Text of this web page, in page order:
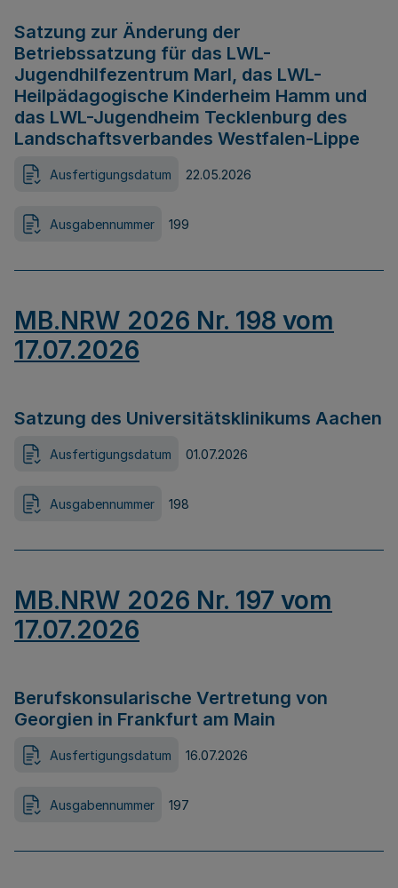
Satzung zur Änderung der
Betriebssatzung für das LWL-
Jugendhilfezentrum Marl, das LWL-
Heilpädagogische Kinderheim Hamm und
das LWL-Jugendheim Tecklenburg des
Landschaftsverbandes Westfalen-Lippe
Ausfertigungsdatum 22.05.2026
Ausgabennummer 199
MB.NRW 2026 Nr. 198 vom
17.07.2026
Satzung des Universitätsklinikums Aachen
Ausfertigungsdatum 01.07.2026
Ausgabennummer 198
MB.NRW 2026 Nr. 197 vom
17.07.2026
Berufskonsularische Vertretung von
Georgien in Frankfurt am Main
Ausfertigungsdatum 16.07.2026
Ausgabennummer 197